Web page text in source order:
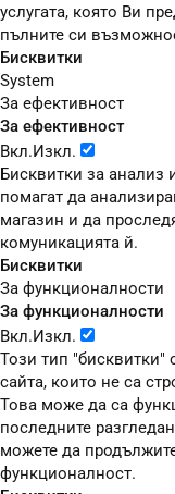
услугата, която Ви
пълните си
Бисквитки
System
За ефективност
За ефективност
Вкл.Изкл.
Бисквитки за анализ
помагат да
магазин и да
комуникацията й.
Бисквитки
За функционалности
За функционалности
Вкл.Изкл.
Този тип "бисквитки"
сайта, които не са
Това може да са
последните
можете да
функционалност.